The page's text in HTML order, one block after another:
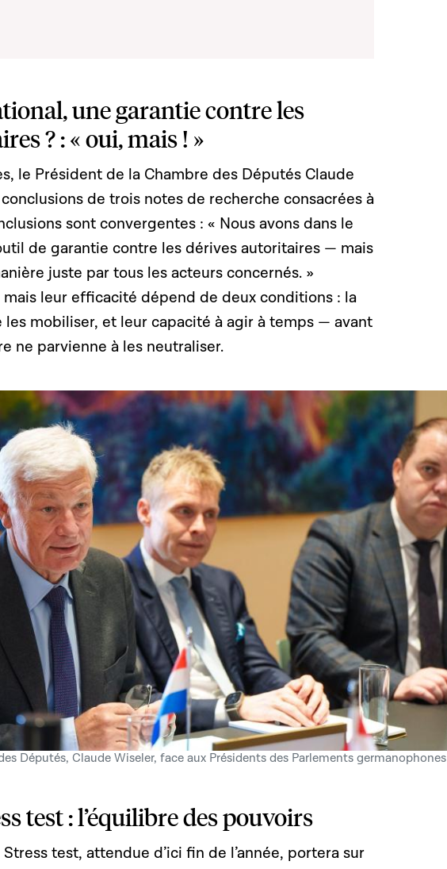
une garantie contre les
? : « oui, mais ! »
le Président de la Chambre des Députés Claude
de trois notes de recherche consacrées à
sont convergentes : « Nous avons dans le
de garantie contre les dérives autoritaires — mais
juste par tous les acteurs concernés. »
leur efficacité dépend de deux conditions : la
mobiliser, et leur capacité à agir à temps — avant
ne parvienne à les neutraliser.
Députés, Claude Wiseler, face aux Présidents des Parlements germanophones
test : l’équilibre des pouvoirs
test, attendue d’ici fin de l’année, portera sur